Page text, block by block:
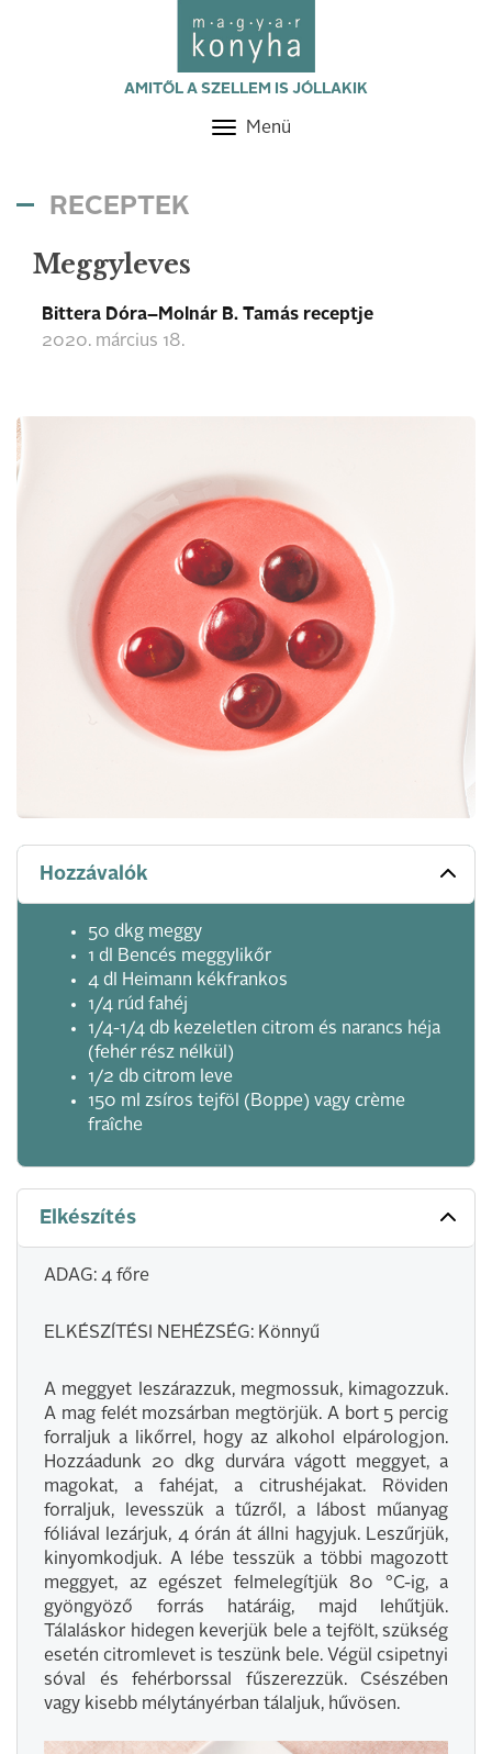
AMITŐL A SZELLEM IS JÓLLAKIK
Toggle
Menü
RECEPTEK
Meggyleves
Bittera Dóra–Molnár B. Tamás receptje
2020. március 18.
Hozzávalók
50 dkg meggy
1 dl Bencés meggylikőr
4 dl Heimann kékfrankos
1/4 rúd fahéj
1/4-1/4 db kezeletlen citrom és narancs héja
(fehér rész nélkül)
1/2 db citrom leve
150 ml zsíros tejföl (Boppe) vagy crème
fraîche
Elkészítés
ADAG: 4 főre
ELKÉSZÍTÉSI NEHÉZSÉG: Könnyű
A meggyet leszárazzuk, megmossuk, kimagozzuk.
A mag felét mozsárban megtörjük. A bort 5 percig
forraljuk a likőrrel, hogy az alkohol elpárologjon.
Hozzáadunk 20 dkg durvára vágott meggyet, a
magokat, a fahéjat, a citrushéjakat. Röviden
forraljuk, levesszük a tűzről, a lábost műanyag
fóliával lezárjuk, 4 órán át állni hagyjuk. Leszűrjük,
kinyomkodjuk. A lébe tesszük a többi magozott
meggyet, az egészet felmelegítjük 80 °C-ig, a
gyöngyöző forrás határáig, majd lehűtjük.
Tálaláskor hidegen keverjük bele a tejfölt, szükség
esetén citromlevet is teszünk bele. Végül csipetnyi
sóval és fehérborssal fűszerezzük. Csészében
vagy kisebb mélytányérban tálaljuk, hűvösen.